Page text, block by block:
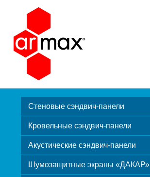
Стеновые сэндвич-панели
Кровельные сэндвич-панели
Акустические сэндвич-панели
Шумозащитные экраны «ДАКАР»